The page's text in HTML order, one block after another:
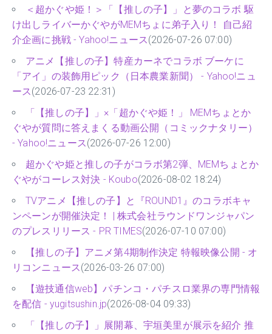
＜超かぐや姫！＞「【推しの子】」と夢のコラボ 駆
け出しライバーかぐやがMEMちょに弟子入り！ 自己紹
介企画に挑戦 - Yahoo!ニュース(2026-07-26 07:00)
アニメ【推しの子】特産カーネでコラボ ブーケに
「アイ」の装飾用ピック（日本農業新聞） - Yahoo!ニュ
ース(2026-07-23 22:31)
「【推しの子】」×「超かぐや姫！」 MEMちょとか
ぐやが質問に答えまくる動画公開（コミックナタリー）
- Yahoo!ニュース(2026-07-26 12:00)
超かぐや姫と推しの子がコラボ第2弾、MEMちょとか
ぐやがコーレス対決 - Koubo(2026-08-02 18:24)
TVアニメ【推しの子】と『ROUND1』のコラボキャ
ンペーンが開催決定！ | 株式会社ラウンドワンジャパン
のプレスリリース - PR TIMES(2026-07-10 07:00)
【推しの子】アニメ第4期制作決定 特報映像公開 - オ
リコンニュース(2026-03-26 07:00)
【遊技通信web】パチンコ・パチスロ業界の専門情報
を配信 - yugitsushin.jp(2026-08-04 09:33)
「【推しの子】」展開幕、宇垣美里が展示を紹介 推